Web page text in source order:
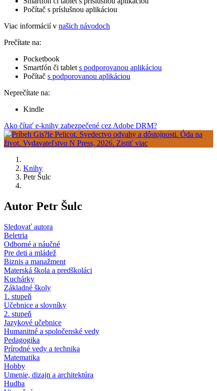
Počítač s príslušnou aplikáciou
Viac informácií v našich návodoch
Prečítate na:
Pocketbook
Smartfón či tablet s podporovanou aplikáciou
Počítač s podporovanou aplikáciou
Neprečítate na:
Kindle
Ako čítať e-knihy zabezpečené cez Adobe DRM?
Knihy
Petr Šulc
Autor Petr Šulc
Sledovať autora
Beletria
Odborné a náučné
Pre deti a mládež
Biznis a manažment
Materská škola a predškoláci
Kuchárky
Základné školy
1. stupeň
Učebnice a slovníky
2. stupeň
Jazykové učebnice
Humanitné a spoločenské vedy
Pedagogika
Prírodné vedy a technika
Matematika
Hobby
Umenie, dizajn a architektúra
Hudba